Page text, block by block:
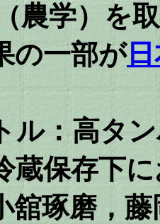
農学）を
の一部が
ル：高タ
蔵保存下
舘琢磨，